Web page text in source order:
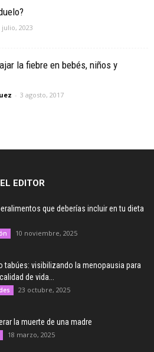
julio, 2023
la fiebre en bebés, niños y
- 3 agosto, 2017
EDITOR
que deberías incluir en tu dieta
10 noviembre, 2025
tabúes: visibilizando la menopausia para
de vida...
23 octubre, 2025
la muerte de una madre
18 marzo, 2025